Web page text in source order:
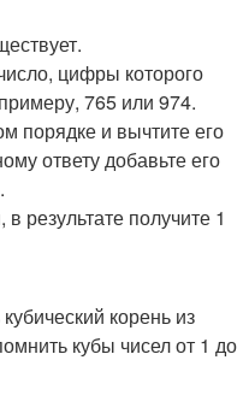
цифры которого
765 или 974.
порядке и вычтите его
ответу добавьте его
результате получите 1
корень из
кубы чисел от 1 до